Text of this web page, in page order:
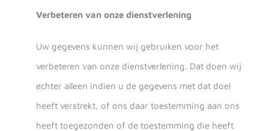
Verbeteren van onze dienstverlening
Uw gegevens kunnen wij gebruiken voor het
verbeteren van onze dienstverlening. Dat doen wij
echter alleen indien u de gegevens met dat doel
heeft verstrekt, of ons daar toestemming aan ons
heeft toegezonden of de toestemming die heeft